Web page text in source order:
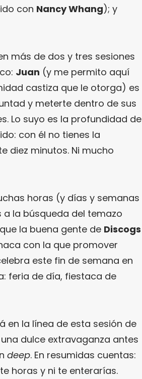
con Nancy Whang); y
más de dos y tres sesiones
Juan (y me permito aquí
castiza que le otorga) es
y meterte dentro de sus
Lo suyo es la profundidad de
con él no tienes la
diez minutos. Ni mucho
horas (y días y semanas
la búsqueda del temazo
la buena gente de Discogs
con la que promover
este fin de semana en
feria de día, fiestaca de
en la línea de esta sesión de
dulce extravaganza antes
deep. En resumidas cuentas:
horas y ni te enterarías.